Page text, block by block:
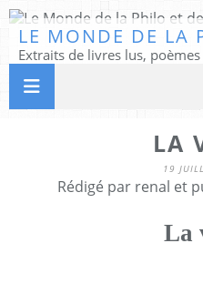
LA
19
Rédigé par renal et
La